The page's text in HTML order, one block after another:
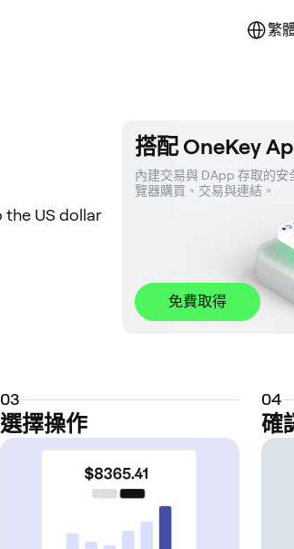
繁
the US dollar
搭配 OneKey
內建交易與 DApp 存取的安
覽器購買、交易與連結。
免費取得
03
選擇操作
04
確